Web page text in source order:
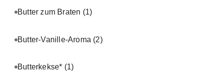
Butter zum Braten (1)
Butter-Vanille-Aroma (2)
Butterkekse* (1)